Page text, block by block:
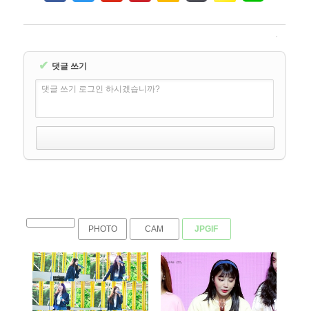
✔ 댓글 쓰기
댓글 쓰기 로그인 하시겠습니까?
PHOTO CAM JPGIF
1348